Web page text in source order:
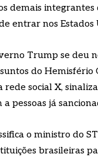
demais
entrar nos Estados
Trump se deu
do
social X,
pessoas já
o ministro do
brasileiras